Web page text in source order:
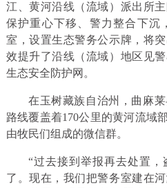
江、黄河沿线（流域）派出所
保护重心下移、警力整合下沉
室，设置生态警务公示牌，将
效提升了沿线（流域）地区见
生态安全防护网。
在玉树藏族自治州，曲麻
路线覆盖着170公里的黄河流域
由牧民们组成的微信群。
“过去接到举报再去处置
了。现在，我们把警务室建在